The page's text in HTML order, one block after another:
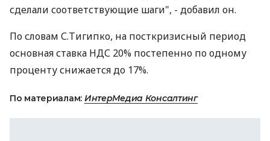
сделали соответствующие шаги", - добавил он.
По словам С.Тигипко, на посткризисный период
основная ставка НДС 20% постепенно по одному
проценту снижается до 17%.
По материалам: ИнтерМедиа Консалтинг